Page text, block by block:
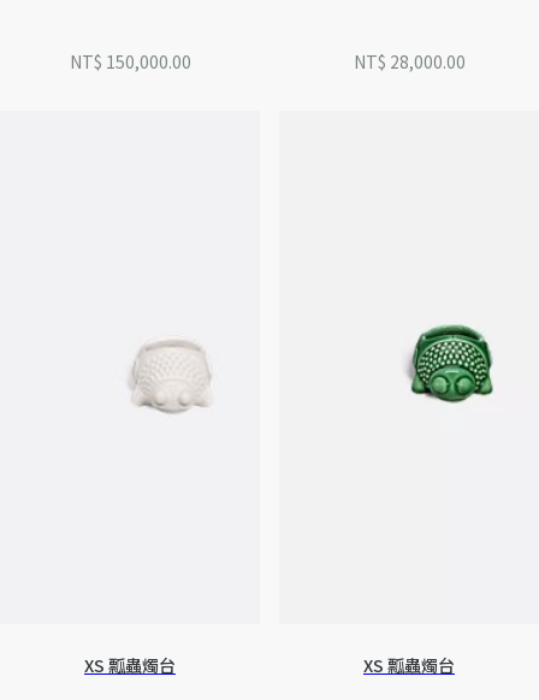
NT$ 150,000.00 NT$ 28,000.00
XS 瓢蟲燭台 XS 瓢蟲燭台